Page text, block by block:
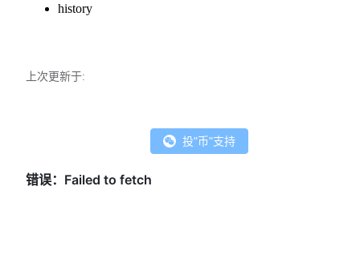
history
上次更新于:
投"币"支持